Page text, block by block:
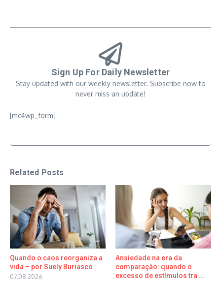
Sign Up For Daily Newsletter
Stay updated with our weekly newsletter. Subscribe now to
never miss an update!
[mc4wp_form]
Related Posts
Quando o caos reorganiza a
vida – por Suely Buriasco
07.08.2026
Ansiedade na era da
comparação: quando o
excesso de estímulos tra ...